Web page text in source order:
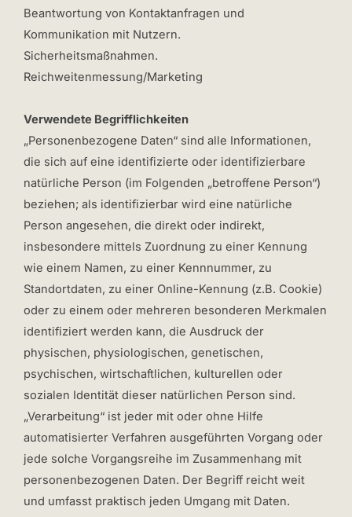
Beantwortung von Kontaktanfragen und
Kommunikation mit Nutzern.
Sicherheitsmaßnahmen.
Reichweitenmessung/Marketing
Verwendete Begrifflichkeiten
„Personenbezogene Daten“ sind alle Informationen,
die sich auf eine identifizierte oder identifizierbare
natürliche Person (im Folgenden „betroffene Person“)
beziehen; als identifizierbar wird eine natürliche
Person angesehen, die direkt oder indirekt,
insbesondere mittels Zuordnung zu einer Kennung
wie einem Namen, zu einer Kennnummer, zu
Standortdaten, zu einer Online-Kennung (z.B. Cookie)
oder zu einem oder mehreren besonderen Merkmalen
identifiziert werden kann, die Ausdruck der
physischen, physiologischen, genetischen,
psychischen, wirtschaftlichen, kulturellen oder
sozialen Identität dieser natürlichen Person sind.
„Verarbeitung“ ist jeder mit oder ohne Hilfe
automatisierter Verfahren ausgeführten Vorgang oder
jede solche Vorgangsreihe im Zusammenhang mit
personenbezogenen Daten. Der Begriff reicht weit
und umfasst praktisch jeden Umgang mit Daten.